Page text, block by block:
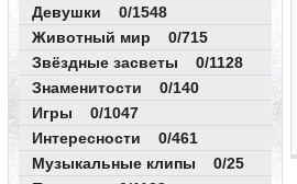
Девушки 0/1548
Животный мир 0/715
Звёздные засветы 0/1128
Знаменитости 0/140
Игры 0/1047
Интересности 0/461
Музыкальные клипы 0/25